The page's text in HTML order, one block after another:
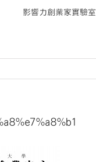
影響力創業家實驗室